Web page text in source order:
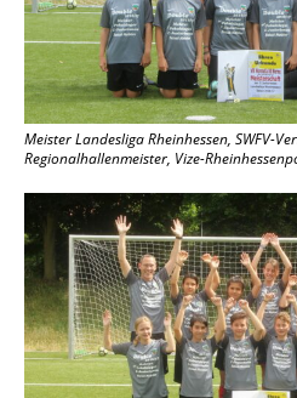
Meister Landesliga Rheinhessen, SWFV-
Regionalhallenmeister, Vize-